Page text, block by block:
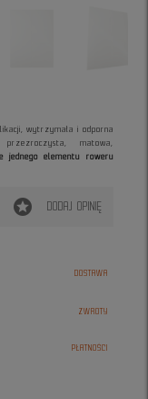
wytrzymała i odporna
matowa,
jednego elementu roweru
stars DODAJ OPINIĘ
DOSTAWA
ZWROTY
PŁATNOŚCI